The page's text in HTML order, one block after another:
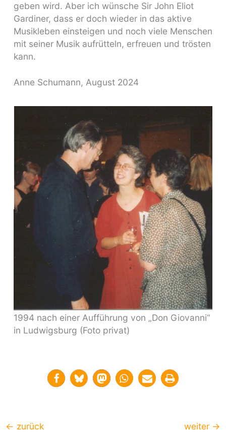
geben wird. Aber ich wünsche Sir John Eliot
Gardiner, dass er doch wieder in das aktive
Musikleben einsteigen und noch viele Menschen
mit seiner Musik aufrütteln, erfreuen und trösten
kann.
Anne Schumann, August 2024
1994 nach einer Aufführung von „Don Giovanni“
in Ludwigsburg (Foto privat)
← zurück weiter →